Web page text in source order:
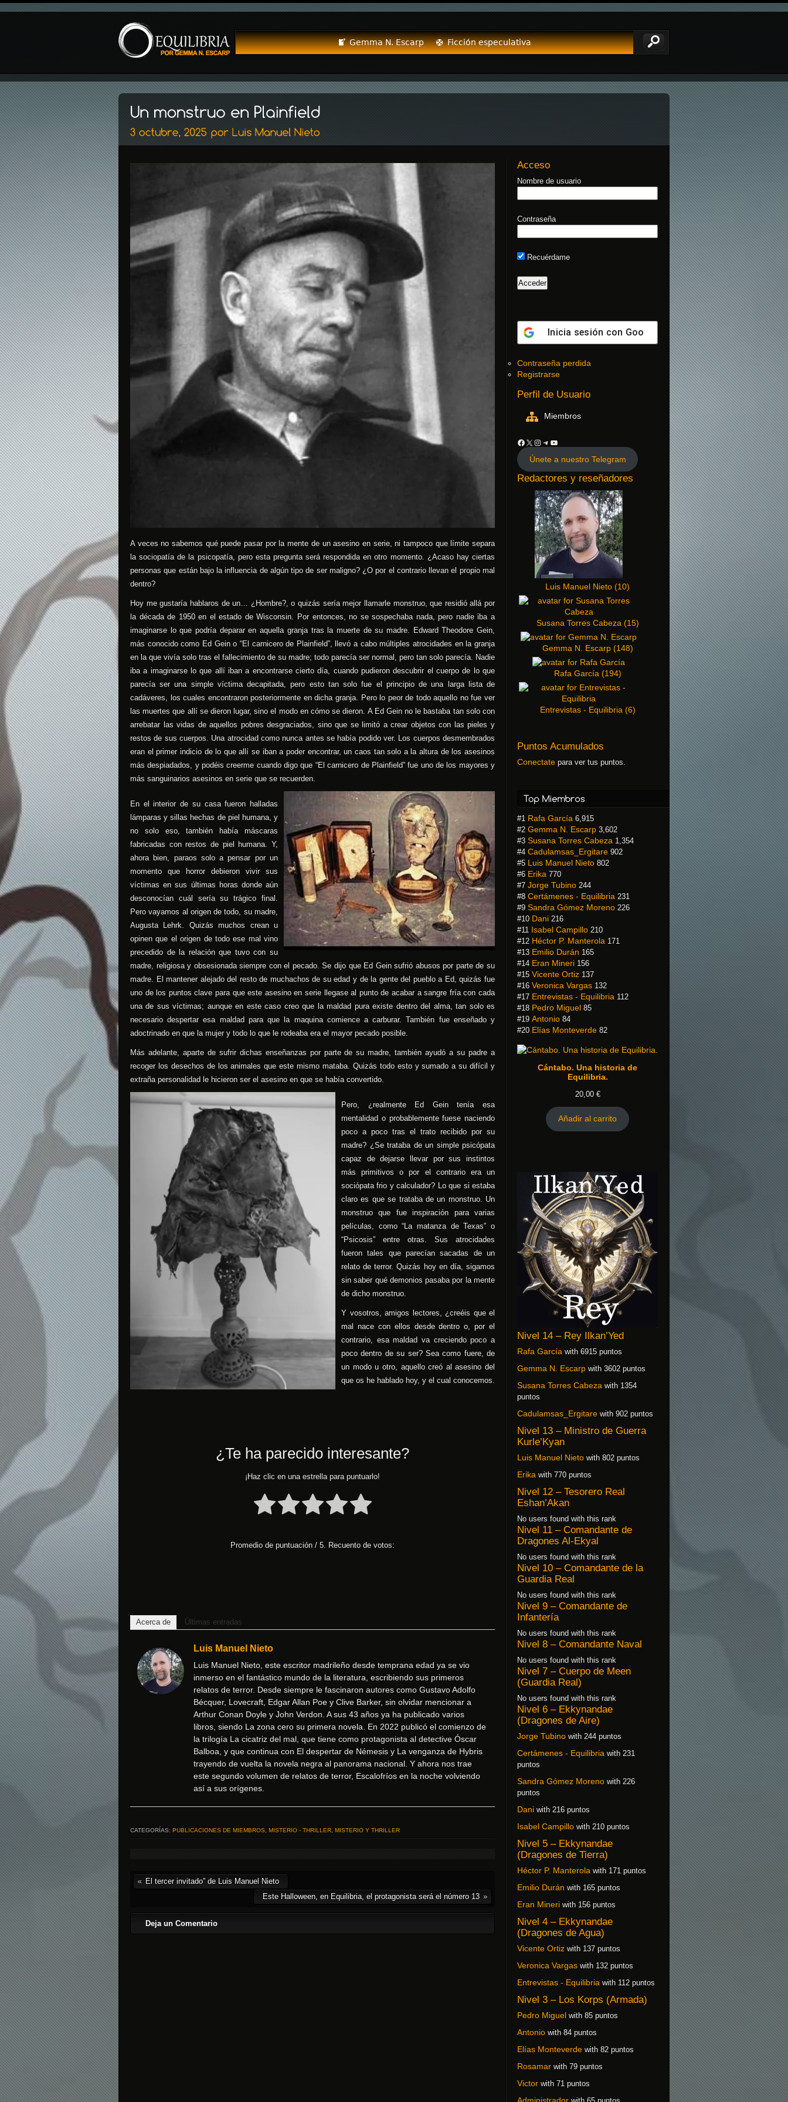
Gemma N. Escarp Ficción especulativa
A veces no sabemos qué puede pasar por la mente de un asesino en serie, ni tampoco que límite separa
la sociopatía de la psicopatía, pero esta pregunta será respondida en otro momento. ¿Acaso hay ciertas
personas que están bajo la influencia de algún tipo de ser maligno? ¿O por el contrario llevan el propio mal
dentro?
Hoy me gustaría hablaros de un… ¿Hombre?, o quizás sería mejor llamarle monstruo, que residió allá por
la década de 1950 en el estado de Wisconsin. Por entonces, no se sospechaba nada, pero nadie iba a
imaginarse lo que podría deparar en aquella granja tras la muerte de su madre. Edward Theodore Gein,
más conocido como Ed Gein o “El carnicero de Plainfield”, llevó a cabo múltiples atrocidades en la granja
en la que vivía solo tras el fallecimiento de su madre; todo parecía ser normal, pero tan solo parecía. Nadie
iba a imaginarse lo que allí iban a encontrarse cierto día, cuando pudieron descubrir el cuerpo de lo que
parecía ser una simple víctima decapitada, pero esto tan solo fue el principio de una larga lista de
cadáveres, los cuales encontraron posteriormente en dicha granja. Pero lo peor de todo aquello no fue ver
las muertes que allí se dieron lugar, sino el modo en cómo se dieron. A Ed Gein no le bastaba tan solo con
arrebatar las vidas de aquellos pobres desgraciados, sino que se limitó a crear objetos con las pieles y
restos de sus cuerpos. Una atrocidad como nunca antes se había podido ver. Los cuerpos desmembrados
eran el primer indicio de lo que allí se iban a poder encontrar, un caos tan solo a la altura de los asesinos
más despiadados, y podéis creerme cuando digo que “El carnicero de Plainfield” fue uno de los mayores y
más sanguinarios asesinos en serie que se recuerden.
En el interior de su casa fueron halladas
lámparas y sillas hechas de piel humana, y
no solo eso, también había máscaras
fabricadas con restos de piel humana. Y,
ahora bien, paraos solo a pensar por un
momento que horror debieron vivir sus
víctimas en sus últimas horas donde aún
desconocían cuál sería su trágico final.
Pero vayamos al origen de todo, su madre,
Augusta Lehrk. Quizás muchos crean u
opinen que el origen de todo ese mal vino
precedido de la relación que tuvo con su
madre, religiosa y obsesionada siempre con el pecado. Se dijo que Ed Gein sufrió abusos por parte de su
madre. El mantener alejado del resto de muchachos de su edad y de la gente del pueblo a Ed, quizás fue
uno de los puntos clave para que este asesino en serie llegase al punto de acabar a sangre fría con cada
una de sus víctimas; aunque en este caso creo que la maldad pura existe dentro del alma, tan solo es
necesario despertar esa maldad para que la maquina comience a carburar. También fue enseñado y
adoctrinado en que la mujer y todo lo que le rodeaba era el mayor pecado posible.
Más adelante, aparte de sufrir dichas enseñanzas por parte de su madre, también ayudó a su padre a
recoger los desechos de los animales que este mismo mataba. Quizás todo esto y sumado a su difícil y
extraña personalidad le hicieron ser el asesino en que se había convertido.
Pero, ¿realmente Ed Gein tenía esa
mentalidad o probablemente fuese naciendo
poco a poco tras el trato recibido por su
madre? ¿Se trataba de un simple psicópata
capaz de dejarse llevar por sus instintos
más primitivos o por el contrario era un
sociópata frio y calculador? Lo que si estaba
claro es que se trataba de un monstruo. Un
monstruo que fue inspiración para varias
películas, como “La matanza de Texas” o
“Psicosis” entre otras. Sus atrocidades
fueron tales que parecían sacadas de un
relato de terror. Quizás hoy en día, sigamos
sin saber qué demonios pasaba por la mente
de dicho monstruo.
Y vosotros, amigos lectores, ¿creéis que el
mal nace con ellos desde dentro o, por el
contrario, esa maldad va creciendo poco a
poco dentro de su ser? Sea como fuere, de
un modo u otro, aquello creó al asesino del
que os he hablado hoy, y el cual conocemos.
¿Te ha parecido interesante?
¡Haz clic en una estrella para puntuarlo!
Promedio de puntuación / 5. Recuento de votos:
Acerca de Últimas entradas
Luis Manuel Nieto
Luis Manuel Nieto, este escritor madrileño desde temprana edad ya se vio
inmerso en el fantástico mundo de la literatura, escribiendo sus primeros
relatos de terror. Desde siempre le fascinaron autores como Gustavo Adolfo
Bécquer, Lovecraft, Edgar Allan Poe y Clive Barker, sin olvidar mencionar a
Arthur Conan Doyle y John Verdon. A sus 43 años ya ha publicado varios
libros, siendo La zona cero su primera novela. En 2022 publicó el comienzo de
la trilogía La cicatriz del mal, que tiene como protagonista al detective Óscar
Balboa, y que continua con El despertar de Némesis y La venganza de Hybris
trayendo de vuelta la novela negra al panorama nacional. Y ahora nos trae
este segundo volumen de relatos de terror, Escalofríos en la noche volviendo
así a sus orígenes.
CATEGORÍAS: PUBLICACIONES DE MIEMBROS, MISTERIO - THRILLER, MISTERIO Y THRILLER
El tercer invitado” de Luis Manuel Nieto
Este Halloween, en Equilibria, el protagonista será el número 13
Deja un Comentario
Acceso
Nombre de usuario
Contraseña
Recuérdame
Inicia sesión con Google
Contraseña perdida
Registrarse
Perfil de Usuario
Miembros
Únete a nuestro Telegram
Redactores y reseñadores
Luis Manuel Nieto (10)
Susana Torres Cabeza (15)
Gemma N. Escarp (148)
Rafa García (194)
Entrevistas - Equilibria (6)
Puntos Acumulados
Conectate para ver tus puntos.
#1 Rafa García 6,915
#2 Gemma N. Escarp 3,602
#3 Susana Torres Cabeza 1,354
#4 Cadulamsas_Ergitare 902
#5 Luis Manuel Nieto 802
#6 Erika 770
#7 Jorge Tubino 244
#8 Certámenes - Equilibria 231
#9 Sandra Gómez Moreno 226
#10 Dani 216
#11 Isabel Campillo 210
#12 Héctor P. Manterola 171
#13 Emilio Durán 165
#14 Eran Mineri 156
#15 Vicente Ortiz 137
#16 Veronica Vargas 132
#17 Entrevistas - Equilibria 112
#18 Pedro Miguel 85
#19 Antonio 84
#20 Elías Monteverde 82
Cántabo. Una historia de
Equilibria.
20,00 €
Añadir al carrito
Nivel 14 – Rey Ilkan’Yed
Rafa García with 6915 puntos
Gemma N. Escarp with 3602 puntos
Susana Torres Cabeza with 1354
puntos
Cadulamsas_Ergitare with 902 puntos
Nivel 13 – Ministro de Guerra
Kurle’Kyan
Luis Manuel Nieto with 802 puntos
Erika with 770 puntos
Nivel 12 – Tesorero Real
Eshan’Akan
No users found with this rank
Nivel 11 – Comandante de
Dragones Al-Ekyal
No users found with this rank
Nivel 10 – Comandante de la
Guardia Real
No users found with this rank
Nivel 9 – Comandante de
Infantería
No users found with this rank
Nivel 8 – Comandante Naval
No users found with this rank
Nivel 7 – Cuerpo de Meen
(Guardia Real)
No users found with this rank
Nivel 6 – Ekkynandae
(Dragones de Aire)
Jorge Tubino with 244 puntos
Certámenes - Equilibria with 231
puntos
Sandra Gómez Moreno with 226
puntos
Dani with 216 puntos
Isabel Campillo with 210 puntos
Nivel 5 – Ekkynandae
(Dragones de Tierra)
Héctor P. Manterola with 171 puntos
Emilio Durán with 165 puntos
Eran Mineri with 156 puntos
Nivel 4 – Ekkynandae
(Dragones de Agua)
Vicente Ortiz with 137 puntos
Veronica Vargas with 132 puntos
Entrevistas - Equilibria with 112 puntos
Nivel 3 – Los Korps (Armada)
Pedro Miguel with 85 puntos
Antonio with 84 puntos
Elías Monteverde with 82 puntos
Rosamar with 79 puntos
Victor with 71 puntos
Administrador